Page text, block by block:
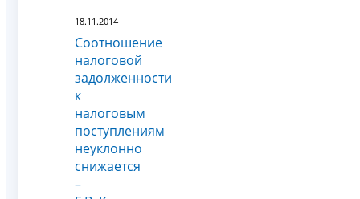
18.11.2014
Соотношение
налоговой
задолженности
к
налоговым
поступлениям
неуклонно
снижается
–